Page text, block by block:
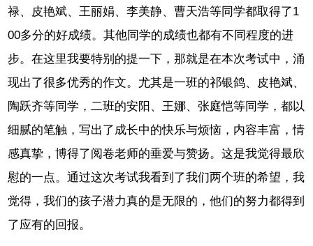
禄、皮艳斌、王丽娟、李美静、曹天浩等同学都取得了1
00多分的好成绩。其他同学的成绩也都有不同程度的进
步。在这里我要特别的提一下，那就是在本次考试中，涌
现出了很多优秀的作文。尤其是一班的祁银鸽、皮艳斌、
陶跃齐等同学，二班的安阳、王娜、张庭恺等同学，都以
细腻的笔触，写出了成长中的快乐与烦恼，内容丰富，情
感真挚，博得了阅卷老师的垂爱与赞扬。这是我觉得最欣
慰的一点。通过这次考试我看到了我们两个班的希望，我
觉得，我们的孩子潜力真的是无限的，他们的努力都得到
了应有的回报。